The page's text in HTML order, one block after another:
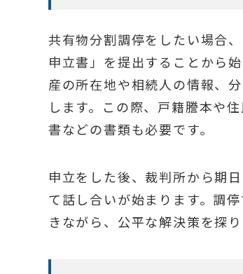
共有物分割調停をしたい場合
申立書」を提出することから
産の所在地や相続人の情報、
します。この際、戸籍謄本や
書などの書類も必要です。
申立をした後、裁判所から期
て話し合いが始まります。調
きながら、公平な解決策を探り